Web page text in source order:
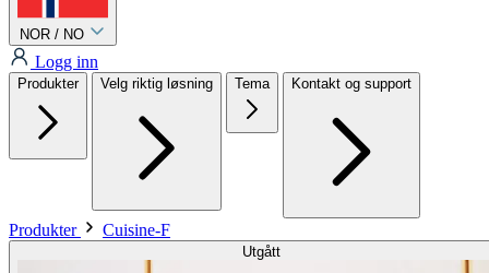
NOR / NO
Logg inn
Produkter Velg riktig løsning Tema Kontakt og support
Produkter Cuisine-F
Utgått